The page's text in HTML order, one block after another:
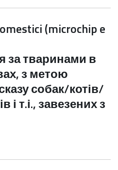
(microchip e
за тваринами в
з метою
собак/котів/
і т.і., завезених з